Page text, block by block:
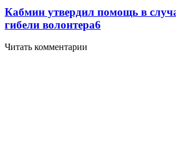
Кабмин утвердил помощь в
гибели волонтера6
Читать комментарии